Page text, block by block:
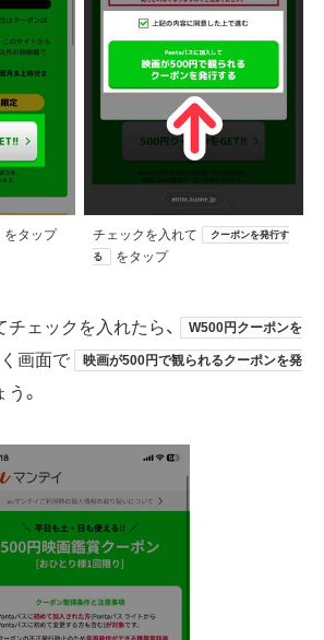
をタップ チェックを入れて
クーポンを発行す
る
をタップ
ェックを入れたら、 W500円クーポンを
画面で 映画が500円で観られるクーポンを発
。